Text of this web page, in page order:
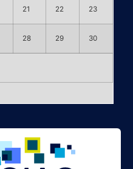
21 22 23
28 29 30